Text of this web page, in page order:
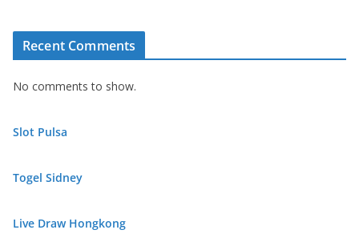
Recent Comments
No comments to show.
Slot Pulsa
Togel Sidney
Live Draw Hongkong